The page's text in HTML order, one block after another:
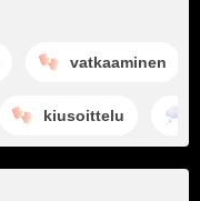
vatkaaminen
kiusoittelu